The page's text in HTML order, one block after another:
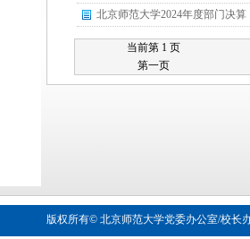
北京师范大学2024年度部门决算
当前第 1 页
第一页
版权所有© 北京师范大学党委办公室/校